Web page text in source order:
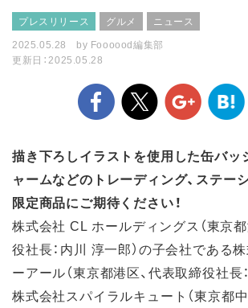
プレスリリース グルメ
ニュース
2025.05.28
by Foooood編集部
更新日：2025.05.28
描き下ろしイラストを使用した缶バッ
ャームなどのトレーディング、ステー
限定商品にご期待ください！
株式会社 CL ホールディングス（東京
役社長：内川 淳一郎）の子会社である
ーアール（東京都港区、代表取締役社長
株式会社スパイラルキュート（東京都